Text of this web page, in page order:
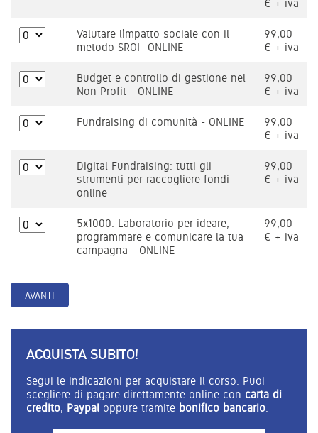
€ + iva
Valutare l’impatto sociale con il
metodo SROI- ONLINE
99,00
€ + iva
Budget e controllo di gestione nel
Non Profit - ONLINE
99,00
€ + iva
Fundraising di comunità - ONLINE
99,00
€ + iva
Digital Fundraising: tutti gli
strumenti per raccogliere fondi
online
99,00
€ + iva
5x1000. Laboratorio per ideare,
programmare e comunicare la tua
campagna - ONLINE
99,00
€ + iva
ACQUISTA SUBITO!
Segui le indicazioni per acquistare il corso. Puoi
scegliere di pagare direttamente online con carta di
credito, Paypal oppure tramite bonifico bancario.